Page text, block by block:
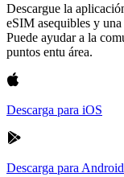
Descargue la
eSIM asequibles y
Puede ayudar a la
puntos entu área.
Descarga para iOS
Descarga para Android